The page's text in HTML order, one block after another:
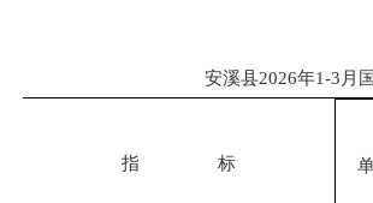
安溪县2026年1-3月
指 标